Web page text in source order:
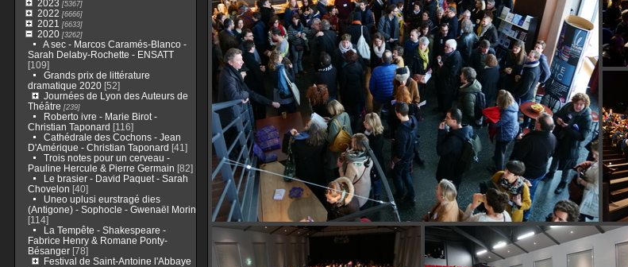
2023 [5367]
2022 [6666]
2021 [6633]
2020[3262]
A sec - Marcos Caramés-Blanco -
Sarah Delaby-Rochette - ENSATT
[109]
Grands prix de littérature
dramatique 2020[52]
Journées de Lyon des Auteurs de
Théâtre [239]
Roberto ivre - Marie Birot -
Christian Taponard [116]
Cathédrale des Cochons - Jean
D'Amérique - Christian Taponard [41]
Trois notes pour un cerveau -
Pauline Hercule & Pierre Germain [82]
Le brasier - David Paquet - Sarah
Chovelon [40]
Uneo uplusi eurstragé dies
(Antigone) - Sophocle - Gwenaël Morin
[114]
La Tempête - Shakespeare -
Fabrice Henry & Romane Ponty-
Bésanger [78]
Festival de Saint-Antoine l'Abbaye